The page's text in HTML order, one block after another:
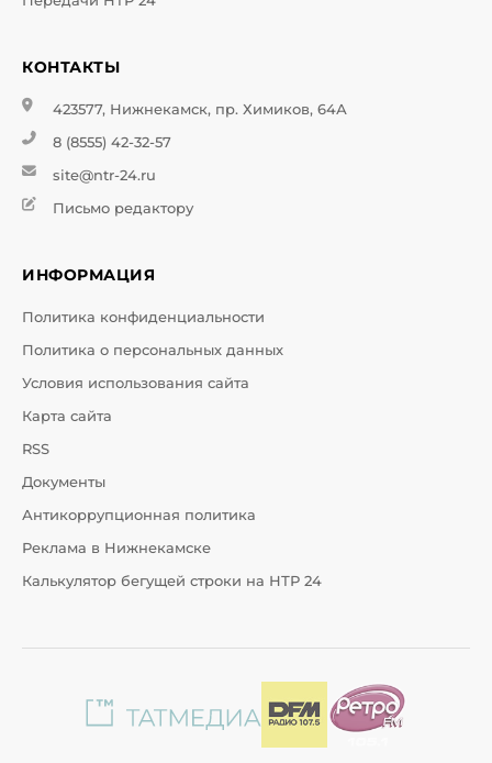
КОНТАКТЫ
423577, Нижнекамск, пр. Химиков, 64А
8 (8555) 42-32-57
site@ntr-24.ru
Письмо редактору
ИНФОРМАЦИЯ
Политика конфиденциальности
Политика о персональных данных
Условия использования сайта
Карта сайта
RSS
Документы
Антикоррупционная политика
Реклама в Нижнекамске
Калькулятор бегущей строки на НТР 24